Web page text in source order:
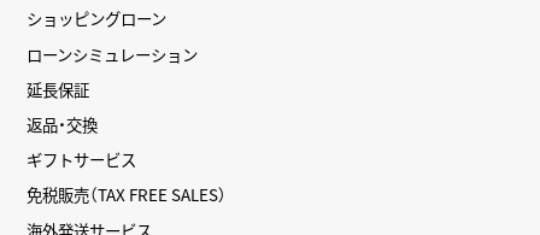
ショッピングローン
ローンシミュレーション
延長保証
返品・交換
ギフトサービス
免税販売（TAX FREE SALES）
海外発送サービス